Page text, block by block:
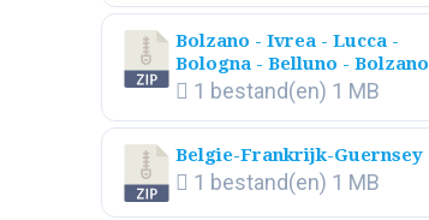
Bolzano - Ivrea - Lucca -
Bologna - Belluno - Bolzano
1 bestand(en) 1 MB
Belgie-Frankrijk-Guernsey
1 bestand(en) 1 MB